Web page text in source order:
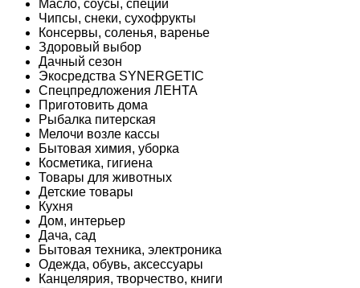
Масло, соусы, специи
Чипсы, снеки, сухофрукты
Консервы, соленья, варенье
Здоровый выбор
Дачный сезон
Экосредства SYNERGETIC
Спецпредложения ЛЕНТА
Приготовить дома
Рыбалка питерская
Мелочи возле кассы
Бытовая химия, уборка
Косметика, гигиена
Товары для животных
Детские товары
Кухня
Дом, интерьер
Дача, сад
Бытовая техника, электроника
Одежда, обувь, аксессуары
Канцелярия, творчество, книги